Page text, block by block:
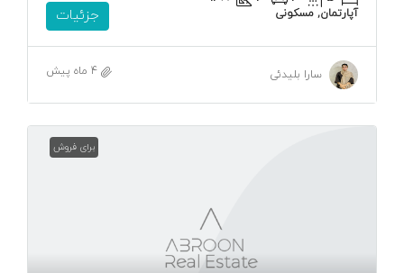
آپارتمان, مسکونی جزئیات
سارا بلیدئی 4 ماه پیش
برای فروش